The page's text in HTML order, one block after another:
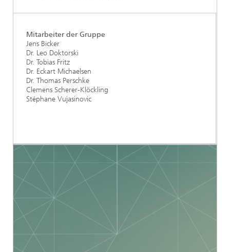
Mitarbeiter der Gruppe
Jens Bicker
Dr. Leo Doktorski
Dr. Tobias Fritz
Dr. Eckart Michaelsen
Dr. Thomas Perschke
Clemens Scherer-Klöckling
Stéphane Vujasinovic